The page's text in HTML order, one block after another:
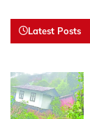
Latest Posts